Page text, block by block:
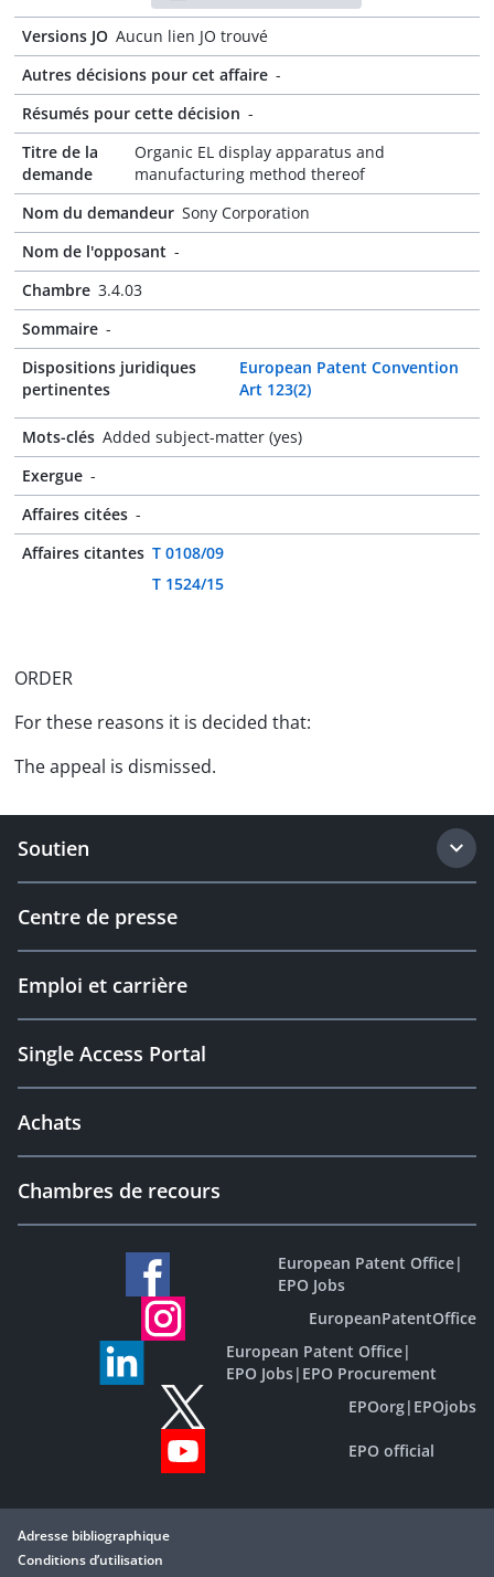
Versions JO Aucun lien JO trouvé
Autres décisions pour cet affaire -
Résumés pour cette décision -
Titre de la
demande
Organic EL display apparatus and
manufacturing method thereof
Nom du demandeur Sony Corporation
Nom de l'opposant -
Chambre 3.4.03
Sommaire -
Dispositions juridiques
pertinentes
European Patent Convention
Art 123(2)
Mots-clés Added subject-matter (yes)
Exergue -
Affaires citées -
Affaires citantes T 0108/09
T 1524/15
ORDER
For these reasons it is decided that:
The appeal is dismissed.
Soutien
Centre de presse
Emploi et carrière
Single Access Portal
Achats
Chambres de recours
European Patent Office|
EPO Jobs
EuropeanPatentOffice
European Patent Office|
EPO Jobs| EPO Procurement
EPOorg| EPOjobs
EPO official
Adresse bibliographique
Conditions d’utilisation